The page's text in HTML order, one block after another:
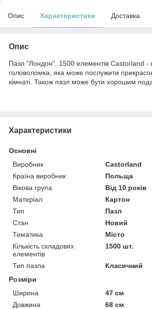
Опис Характеристики Доставка
Опис
Пазл "Лондон", 1500 елементів Castorland -
головоломка, яка може послужити
кімнаті. Також пазл може бути хорошим
Характеристики
Основні
Виробник
Castorland
Країна виробник
Польща
Вікова група
Від 10 років
Матеріал
Картон
Тип
Пазл
Стан
Новий
Тематика
Місто
Кількість складових
елементів
1500 шт.
Тип пазла
Класичний
Розміри
Ширина
47 см
Довжина
68 см